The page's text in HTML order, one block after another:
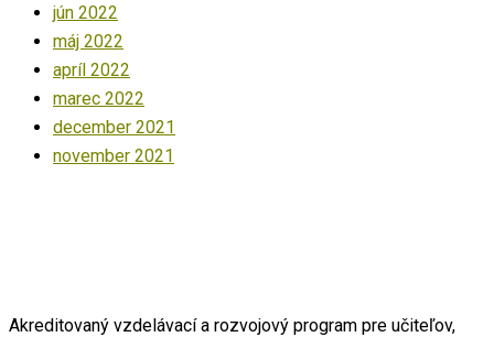
jún 2022
máj 2022
apríl 2022
marec 2022
december 2021
november 2021
Akreditovaný vzdelávací a rozvojový program pre učiteľov,